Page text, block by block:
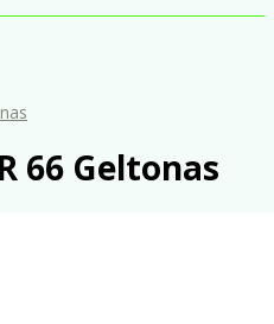
66 Geltonas